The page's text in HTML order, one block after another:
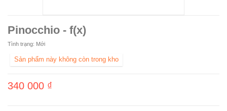
Pinocchio - f(x)
Tình trạng: Mới
Sản phẩm này không còn trong kho
340 000 ₫